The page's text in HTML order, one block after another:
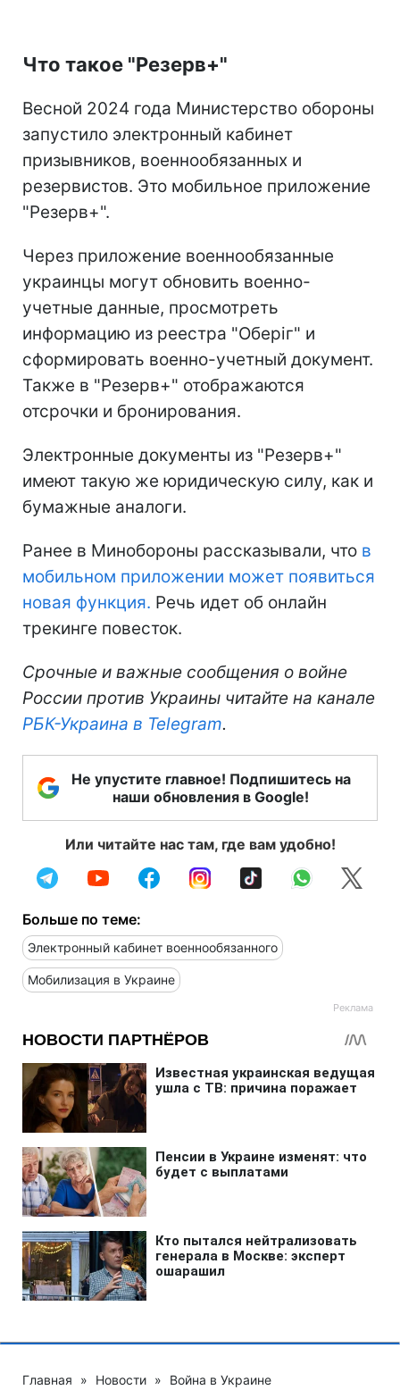
Что такое "Резерв+"
Весной 2024 года Министерство обороны
запустило электронный кабинет
призывников, военнообязанных и
резервистов. Это мобильное приложение
"Резерв+".
Через приложение военнообязанные
украинцы могут обновить военно-
учетные данные, просмотреть
информацию из реестра "Оберіг" и
сформировать военно-учетный документ.
Также в "Резерв+" отображаются
отсрочки и бронирования.
Электронные документы из "Резерв+"
имеют такую же юридическую силу, как и
бумажные аналоги.
Ранее в Минобороны рассказывали, что в
мобильном приложении может появиться
новая функция. Речь идет об онлайн
трекинге повесток.
Срочные и важные сообщения о войне
России против Украины читайте на канале
РБК-Украина в Telegram.
Не упустите главное! Подпишитесь на
наши обновления в Google!
Или читайте нас там, где вам удобно!
Больше по теме:
Электронный кабинет военнообязанного
Мобилизация в Украине
Главная » Новости » Война в Украине